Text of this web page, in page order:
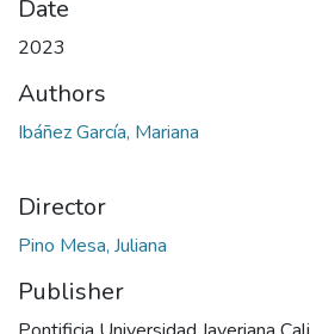
Date
2023
Authors
Ibáñez García, Mariana
Director
Pino Mesa, Juliana
Publisher